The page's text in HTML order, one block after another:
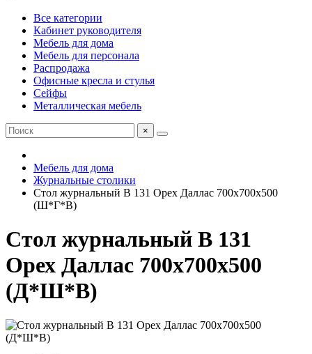
Все категории
Кабинет руководителя
Мебель для дома
Мебель для персонала
Распродажа
Офисные кресла и стулья
Сейфы
Металлическая мебель
×
Мебель для дома
Журнальные столики
Стол журнальный B 131 Орех Даллас 700х700х500
(Ш*Г*В)
Стол журнальный B 131
Орех Даллас 700х700х500
(Д*Ш*В)